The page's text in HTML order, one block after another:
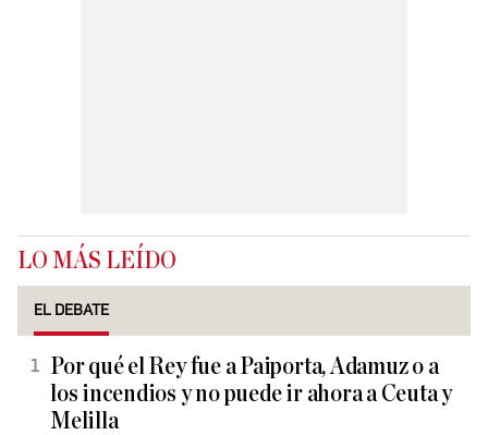
LO MÁS LEÍDO
EL DEBATE
Por qué el Rey fue a Paiporta, Adamuz o a
los incendios y no puede ir ahora a Ceuta y
Melilla